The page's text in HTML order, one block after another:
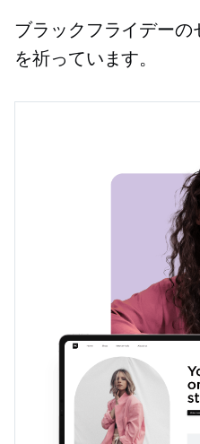
ブラックフライデーの
を祈っています。